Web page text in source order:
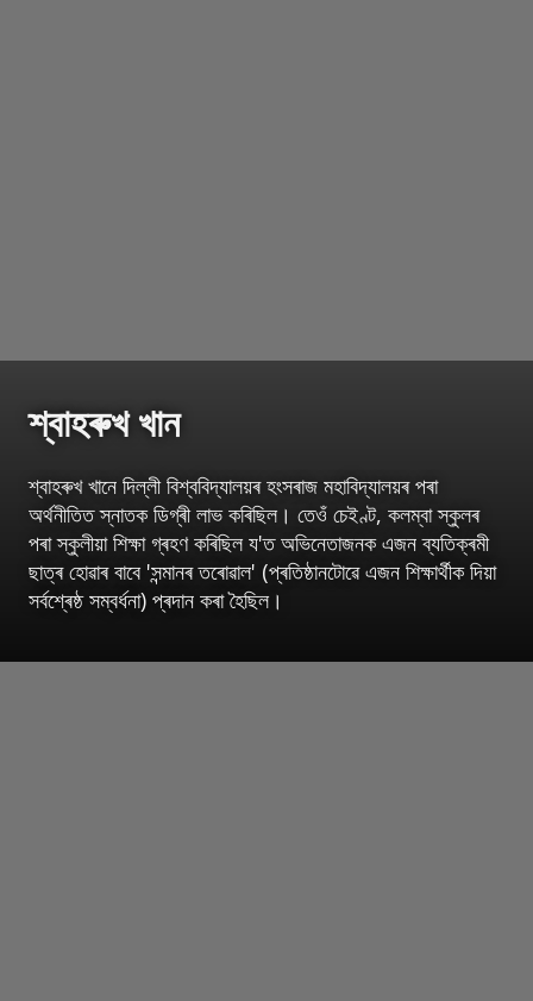
শ্বাহৰুখ খান
শ্বাহৰুখ খানে দিল্লী বিশ্ববিদ্যালয়ৰ হংসৰাজ মহাবিদ্যালয়ৰ পৰা
অৰ্থনীতিত স্নাতক ডিগ্ৰী লাভ কৰিছিল। তেওঁ চেইণ্ট, কলম্বা স্কুলৰ
পৰা স্কুলীয়া শিক্ষা গ্ৰহণ কৰিছিল য'ত অভিনেতাজনক এজন ব্যতিক্ৰমী
ছাত্ৰ হোৱাৰ বাবে 'সন্মানৰ তৰোৱাল' (প্ৰতিষ্ঠানটোৱে এজন শিক্ষাৰ্থীক দিয়া
সৰ্বশ্ৰেষ্ঠ সম্বৰ্ধনা) প্ৰদান কৰা হৈছিল।